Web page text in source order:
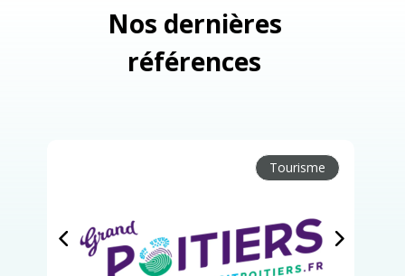
Nos dernières
références
Tourisme